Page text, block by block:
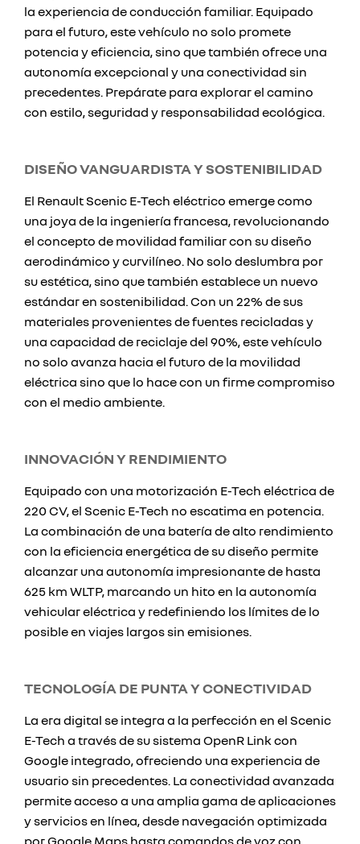
la experiencia de conducción familiar. Equipado
para el futuro, este vehículo no solo promete
potencia y eficiencia, sino que también ofrece una
autonomía excepcional y una conectividad sin
precedentes. Prepárate para explorar el camino
con estilo, seguridad y responsabilidad ecológica.
DISEÑO VANGUARDISTA Y SOSTENIBILIDAD
El Renault Scenic E-Tech eléctrico emerge como
una joya de la ingeniería francesa, revolucionando
el concepto de movilidad familiar con su diseño
aerodinámico y curvilíneo. No solo deslumbra por
su estética, sino que también establece un nuevo
estándar en sostenibilidad. Con un 22% de sus
materiales provenientes de fuentes recicladas y
una capacidad de reciclaje del 90%, este vehículo
no solo avanza hacia el futuro de la movilidad
eléctrica sino que lo hace con un firme compromiso
con el medio ambiente.
INNOVACIÓN Y RENDIMIENTO
Equipado con una motorización E-Tech eléctrica de
220 CV, el Scenic E-Tech no escatima en potencia.
La combinación de una batería de alto rendimiento
con la eficiencia energética de su diseño permite
alcanzar una autonomía impresionante de hasta
625 km WLTP, marcando un hito en la autonomía
vehicular eléctrica y redefiniendo los límites de lo
posible en viajes largos sin emisiones.
TECNOLOGÍA DE PUNTA Y CONECTIVIDAD
La era digital se integra a la perfección en el Scenic
E-Tech a través de su sistema OpenR Link con
Google integrado, ofreciendo una experiencia de
usuario sin precedentes. La conectividad avanzada
permite acceso a una amplia gama de aplicaciones
y servicios en línea, desde navegación optimizada
por Google Maps hasta comandos de voz con